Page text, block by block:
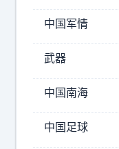
韩
国
专
家
看
今
天
到
大
办
续
中国军情
武器
中国南海
中国足球